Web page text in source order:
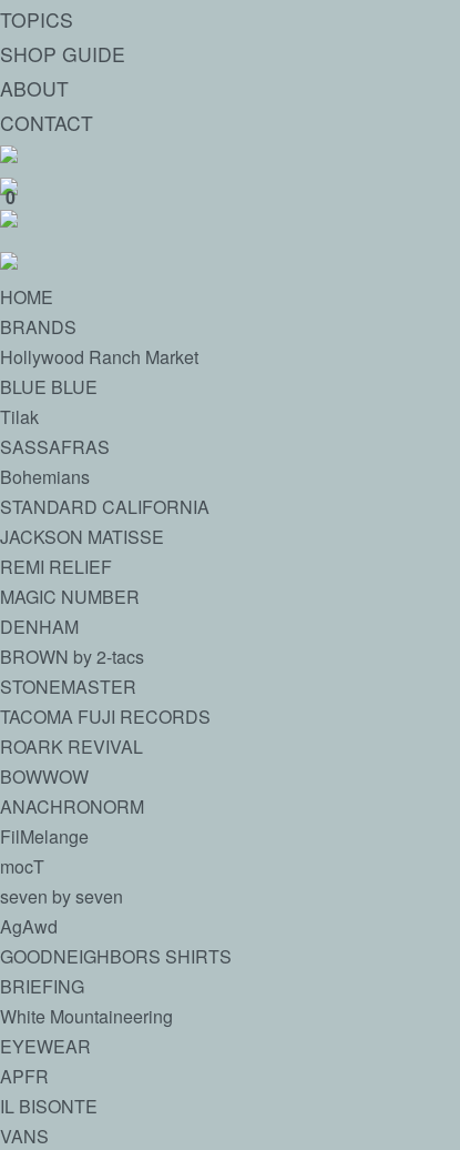
TOPICS
SHOP GUIDE
ABOUT
CONTACT
0
HOME
BRANDS
Hollywood Ranch Market
BLUE BLUE
Tilak
SASSAFRAS
Bohemians
STANDARD CALIFORNIA
JACKSON MATISSE
REMI RELIEF
MAGIC NUMBER
DENHAM
BROWN by 2-tacs
STONEMASTER
TACOMA FUJI RECORDS
ROARK REVIVAL
BOWWOW
ANACHRONORM
FilMelange
mocT
seven by seven
AgAwd
GOODNEIGHBORS SHIRTS
BRIEFING
White Mountaineering
EYEWEAR
APFR
IL BISONTE
VANS